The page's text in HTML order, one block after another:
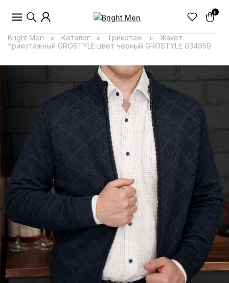
0
Bright Men > Каталог > Трикотаж >
Жакет
трикотажный GROSTYLE цвет черный GROSTYLE 034959